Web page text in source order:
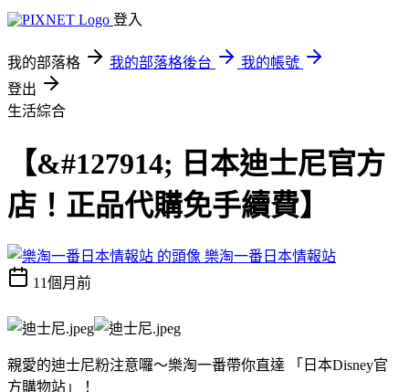
登入
我的部落格 我的部落格後台
我的帳號
登出
生活綜合
【&#127914; 日本迪士尼官方
店！正品代購免手續費】
樂淘一番日本情報站
11個月前
親愛的迪士尼粉注意囉～樂淘一番帶你直達 「日本Disney官
方購物站」！